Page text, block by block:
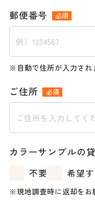
郵便番号 必須
自動で住所が入力され
ご住所 必須
カラーサンプルの
不要 希望
現地調査時に返却をお